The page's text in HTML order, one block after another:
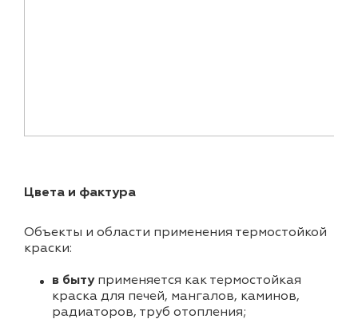
Цвета и фактура
Объекты и области применения термостойкой
краски:
в быту применяется как термостойкая
краска для печей, мангалов, каминов,
радиаторов, труб отопления;